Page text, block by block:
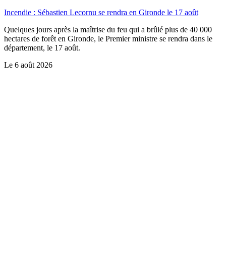
Incendie : Sébastien Lecornu se rendra en Gironde le 17 août
Quelques jours après la maîtrise du feu qui a brûlé plus de 40 000
hectares de forêt en Gironde, le Premier ministre se rendra dans le
département, le 17 août.
Le 6 août 2026